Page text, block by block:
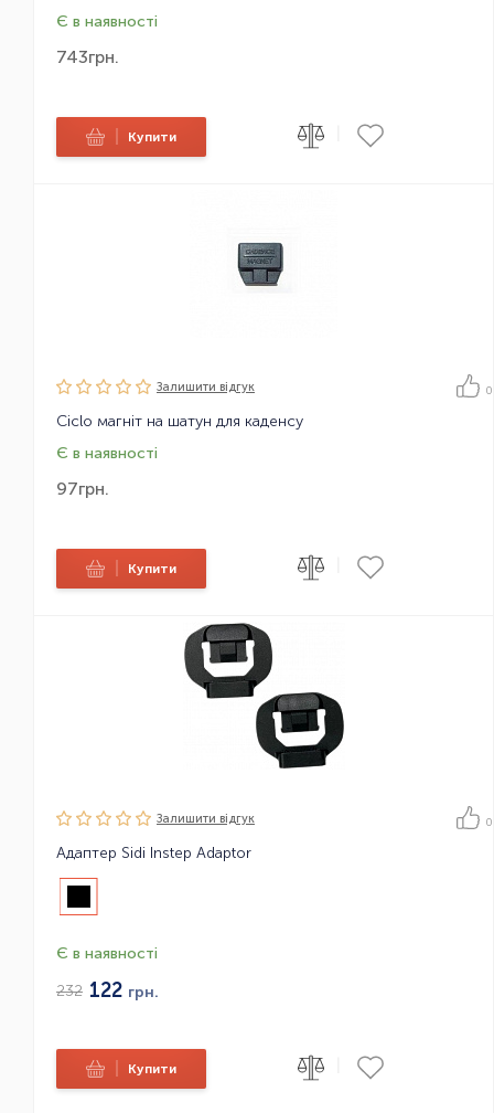
Є в наявності
743грн.
Купити
Залишити вiдгук 0
Ciclo магніт на шатун для каденсу
Є в наявності
97грн.
Купити
Залишити вiдгук 0
Адаптер Sidi Instep Adaptor
Є в наявності
232 122 грн.
Купити